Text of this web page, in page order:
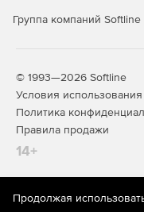
Группа компаний Softline
© 1993—2026 Softline
Условия использования
Политика
Правила продажи
14+
На информационном
Продолжая